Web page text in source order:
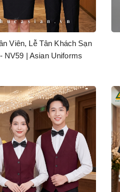
Viên, Lễ Tân Khách Sạn
NV59 | Asian Uniforms